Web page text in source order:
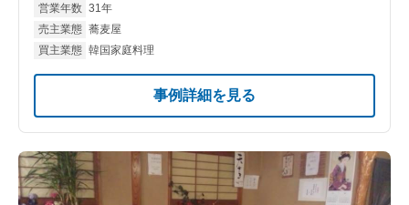
営業年数 31年
売主業態 蕎麦屋
買主業態 韓国家庭料理
事例詳細を見る